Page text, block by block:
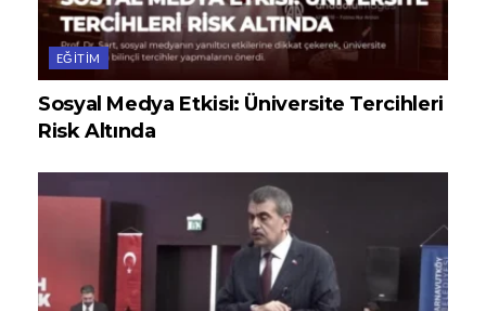
EĞITIM
Sosyal Medya Etkisi: Üniversite Tercihleri
Risk Altında